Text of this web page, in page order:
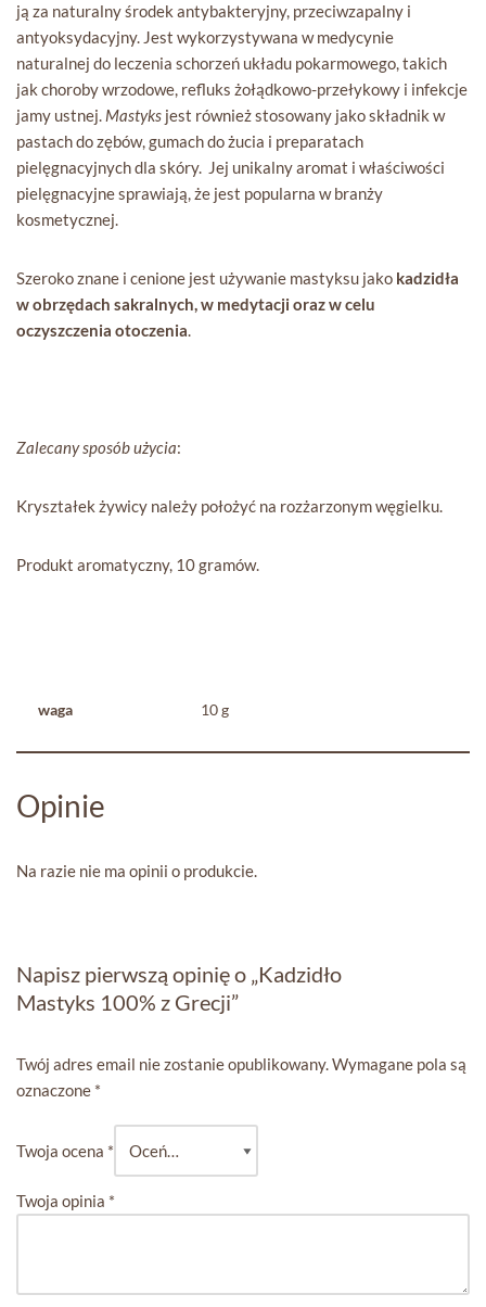
ją za naturalny środek antybakteryjny, przeciwzapalny i
antyoksydacyjny. Jest wykorzystywana w medycynie
naturalnej do leczenia schorzeń układu pokarmowego, takich
jak choroby wrzodowe, refluks żołądkowo-przełykowy i infekcje
jamy ustnej. Mastyks jest również stosowany jako składnik w
pastach do zębów, gumach do żucia i preparatach
pielęgnacyjnych dla skóry. Jej unikalny aromat i właściwości
pielęgnacyjne sprawiają, że jest popularna w branży
kosmetycznej.
Szeroko znane i cenione jest używanie mastyksu jako kadzidła
w obrzędach sakralnych, w medytacji oraz w celu
oczyszczenia otoczenia.
Zalecany sposób użycia:
Kryształek żywicy należy położyć na rozżarzonym węgielku.
Produkt aromatyczny, 10 gramów.
waga 10 g
Opinie
Na razie nie ma opinii o produkcie.
Napisz pierwszą opinię o „Kadzidło
Mastyks 100% z Grecji”
Twój adres email nie zostanie opublikowany.Wymagane pola są
oznaczone *
Twoja ocena *
Twoja opinia *